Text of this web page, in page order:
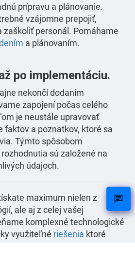
prípravu a plánovanie.
vzájomne prepojiť,
zaškoliť personál. Pomáhame
a plánovaním.
po implementáciu.
nekončí dodaním
zapojení počas celého
je neustále upravovať
faktov a poznatkov, ktoré sa
Týmto spôsobom
sú založené na
údajoch.
maximum nielen z
ale aj z celej vašej
komplexné technologické
využiteľné riešenia ktoré